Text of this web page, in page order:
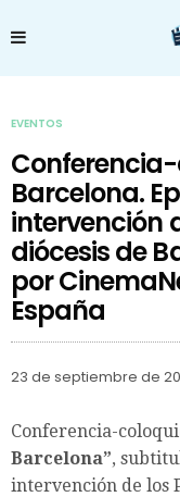
EVENTOS
Conferencia-
Barcelona.
intervención
diócesis de
por
España
23 de septiembre de
Conferencia-
Barcelona”,
intervención de los